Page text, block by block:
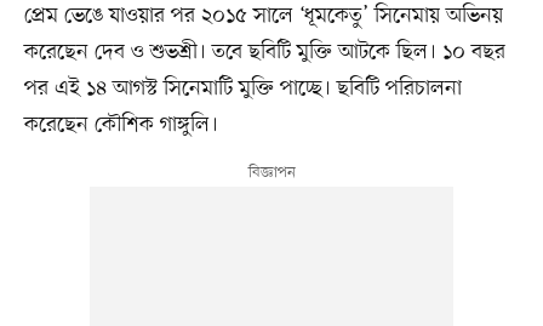
প্রেম ভেঙে যাওয়ার পর ২০১৫ সালে ‘ধূমকেতু’ সিনেমায় অভিনয়
করেছেন দেব ও শুভশ্রী। তবে ছবিটি মুক্তি আটকে ছিল। ১০ বছর
পর এই ১৪ আগস্ট সিনেমাটি মুক্তি পাচ্ছে। ছবিটি পরিচালনা
করেছেন কৌশিক গাঙ্গুলি।